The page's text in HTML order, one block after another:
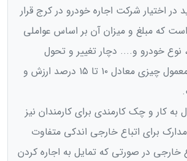
در اختیار شرکت اجاره خودرو در کرج قرار
که مبلغ و میزان آن بر اساس عواملی
نوع خودرو و.... دچار تغییر و تحول
می‌شود و به طور معمول چیزی معادل ۱۰ تا ۱۵ درصد ارزش و
به کار و چک کارمندی برای کارمندان نیز
برای اتباع خارجی اندکی متفاوت
خارجی در صورتی که تمایل به اجاره کردن